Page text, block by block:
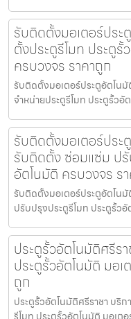
รับติดตั้งมอเตอร์ปร
ตั้งประตูรีโมท ประตูรั้
ครบวงจร ราคาถูก
รับติดตั้งมอเตอร์ประตูอัตโน
จำหน่ายประตูรีโมท ประตูรั้วอั
รับติดตั้งมอเตอร์ปร
รับติดตั้ง ซ่อมแซ่ม ปรั
อัตโนมัติ ครบวงจร ร
รับติดตั้งมอเตอร์ประตูอัตโน
ปรับปรุงประตูรีโมท ประตูรั้ว
ประตูรั้วอัตโนมัติศรีร
ประตูรั้วอัตโนมัติ มอเ
ถูก
ประตูรั้วอัตโนมัติศรีราชา บริ